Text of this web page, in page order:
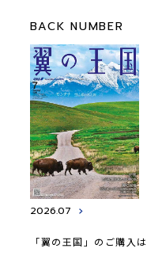
BACK NUMBER
2026.07
「翼の王国」のご購入